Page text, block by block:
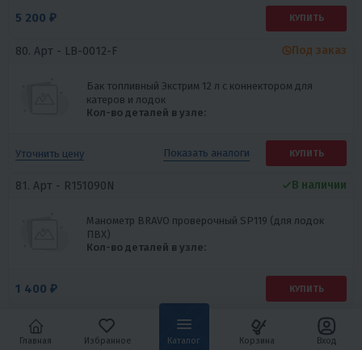
5 200 ₽ КУПИТЬ
80. Арт - LB-0012-F
Бак топливный Экстрим 12 л с коннектором для
катеров и лодок
Кол-во деталей в узле:
Под заказ
Уточнить цену Показать аналоги КУПИТЬ
81. Арт - R151090N
Манометр BRAVO проверочный SP119 (для лодок
ПВХ)
Кол-во деталей в узле:
В наличии
1 400 ₽ КУПИТЬ
82. Арт - REMISHIMO410 В наличии
Главная Вход
Избранное Каталог Корзина